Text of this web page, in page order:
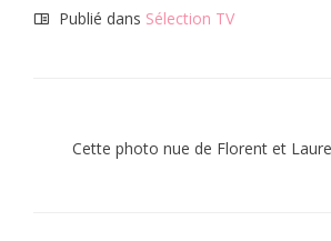
Publié dans Sélection TV
Cette photo nue de Florent et